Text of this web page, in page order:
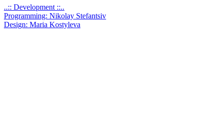
..:: Development ::..
Programming: Nikolay Stefantsiv
Design: Maria Kostyleva